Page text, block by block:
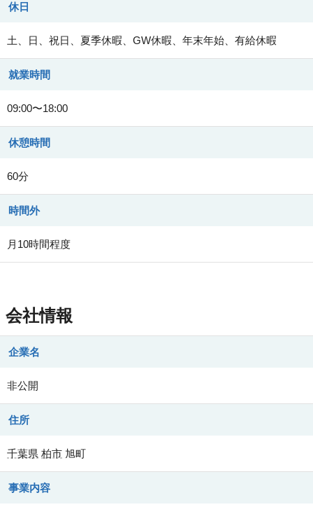
休日
土、日、祝日、夏季休暇、GW休暇、年末年始、有給休暇
就業時間
09:00〜18:00
休憩時間
60分
時間外
月10時間程度
会社情報
企業名
非公開
住所
千葉県 柏市 旭町
事業内容